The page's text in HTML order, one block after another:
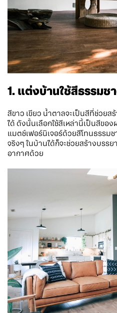
1. แต่งบ้านใช้สีธรรมช
สีขาว เขียว น้ำตาลจะเป็นสีที่ช่วยส
ได้ ดังนั้นเลือกใช้สีเหล่านี้เป็นสีขอ
แมตช์เฟอร์นิเจอร์ด้วยสีโทนธรรม
จริงๆ ในบ้านได้ก็จะช่วยสร้างบร
อากาศด้วย